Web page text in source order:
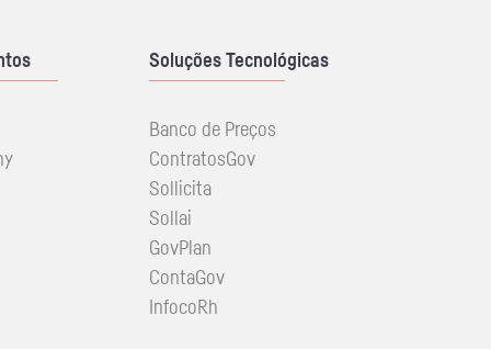
Soluções Tecnológicas
Banco de Preços
ContratosGov
Sollicita
Sollai
GovPlan
ContaGov
InfocoRh